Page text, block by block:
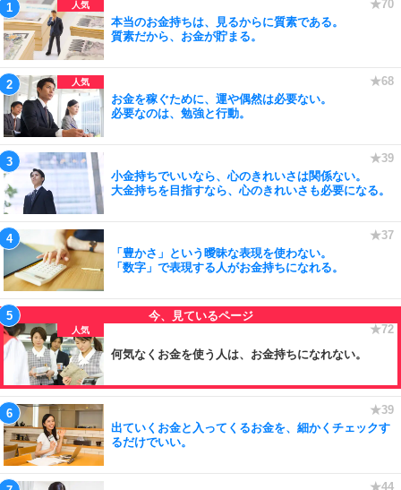
本当のお金持ちは、見るからに質素である。
質素だから、お金が貯まる。
お金を稼ぐために、運や偶然は必要ない。
必要なのは、勉強と行動。
小金持ちでいいなら、心のきれいさは関係ない。
大金持ちを目指すなら、心のきれいさも必要になる。
「豊かさ」という曖昧な表現を使わない。
「数字」で表現する人がお金持ちになれる。
何気なくお金を使う人は、お金持ちになれない。
出ていくお金と入ってくるお金を、細かくチェックす
るだけでいい。